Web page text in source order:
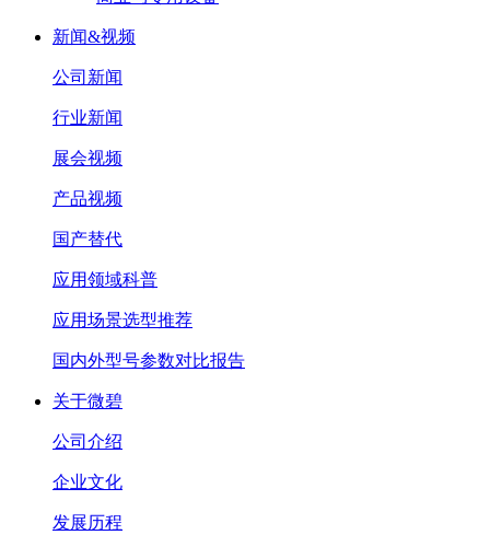
新闻&视频
公司新闻
行业新闻
展会视频
产品视频
国产替代
应用领域科普
应用场景选型推荐
国内外型号参数对比报告
关于微碧
公司介绍
企业文化
发展历程